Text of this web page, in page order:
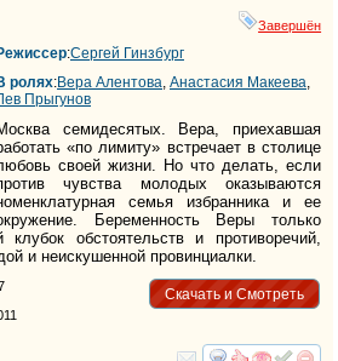
Завершён
:Сергей Гинзбург
ролях:Вера Алентова, Анастасия Макеева,
Прыгунов
семидесятых. Вера, приехавшая
«по лимиту» встречает в столице
своей жизни. Но что делать, если
чувства молодых оказываются
семья избранника и ее
Беременность Веры только
клубок обстоятельств и противоречий,
и неискушенной провинциалки.
Скачать и Смотреть